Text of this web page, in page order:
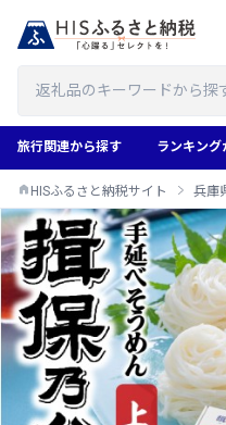
旅行関連から探す ランキング
HISふるさと納税サイト 兵庫